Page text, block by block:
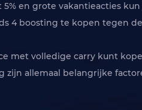
en grote vakantieacties
4 boosting te kopen tegen
met volledige carry kunt
allemaal belangrijke